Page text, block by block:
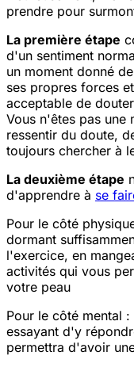
prendre pour
La première étape
d'un sentiment
un moment donné
ses propres forces
acceptable de
Vous n'êtes pas une
ressentir du doute,
toujours chercher à
La deuxième étape
d'apprendre à se
Pour le côté
dormant
l'exercice, en
activités qui vous
votre peau
Pour le côté mental :
essayant d'y
permettra d'avoir